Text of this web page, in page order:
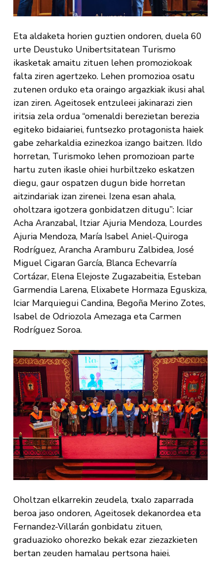
Eta aldaketa horien guztien ondoren, duela 60
urte Deustuko Unibertsitatean Turismo
ikasketak amaitu zituen lehen promoziokoak
falta ziren agertzeko. Lehen promozioa osatu
zutenen orduko eta oraingo argazkiak ikusi ahal
izan ziren. Ageitosek entzuleei jakinarazi zien
iritsia zela ordua “omenaldi berezietan berezia
egiteko bidaiariei, funtsezko protagonista haiek
gabe zeharkaldia ezinezkoa izango baitzen. Ildo
horretan, Turismoko lehen promozioan parte
hartu zuten ikasle ohiei hurbiltzeko eskatzen
diegu, gaur ospatzen dugun bide horretan
aitzindariak izan zirenei. Izena esan ahala,
oholtzara igotzera gonbidatzen ditugu”: Iciar
Acha Aranzabal, Itziar Ajuria Mendoza, Lourdes
Ajuria Mendoza, María Isabel Aniel-Quiroga
Rodríguez, Arancha Aramburu Zalbidea, José
Miguel Cigaran García, Blanca Echevarría
Cortázar, Elena Elejoste Zugazabeitia, Esteban
Garmendia Larena, Elixabete Hormaza Eguskiza,
Iciar Marquiegui Candina, Begoña Merino Zotes,
Isabel de Odriozola Amezaga eta Carmen
Rodríguez Soroa.
Oholtzan elkarrekin zeudela, txalo zaparrada
beroa jaso ondoren, Ageitosek dekanordea eta
Fernandez-Villarán gonbidatu zituen,
graduazioko ohorezko bekak ezar ziezazkieten
bertan zeuden hamalau pertsona haiei.